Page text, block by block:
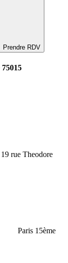
Prendre RDV
19 rue Theodore
Paris 15ème